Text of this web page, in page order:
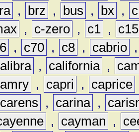
, brz , bus , bx ,
c
, c-zero , c1 ,
c15
, c70 , c8 , cabrio
, california ,
, capri , caprice
carens , carina ,
, cayman ,